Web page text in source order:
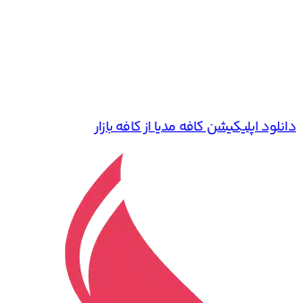
دانلود اپلیکیشن کافه مدیا از کافه بازار